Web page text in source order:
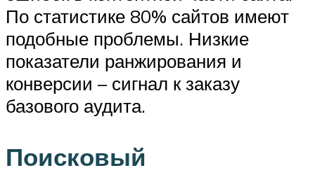
По статистике 80% сайтов имеют
подобные проблемы. Низкие
показатели ранжирования и
конверсии – сигнал к заказу
базового аудита.
Поисковый